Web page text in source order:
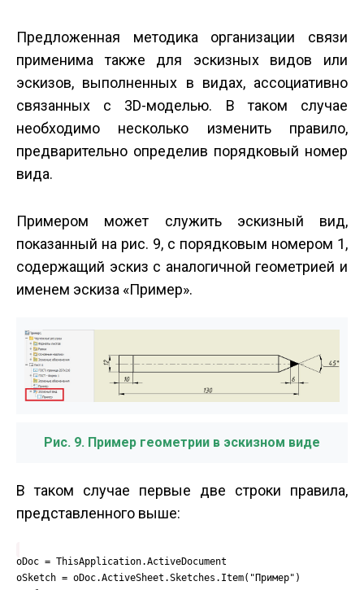
Предложенная методика организации связи
применима также для эскизных видов или
эскизов, выполненных в видах, ассоциативно
связанных с 3D-моделью. В таком случае
необходимо несколько изменить правило,
предварительно определив порядковый номер
вида.
Примером может служить эскизный вид,
показанный на рис. 9, с порядковым номером 1,
содержащий эскиз с аналогичной геометрией и
именем эскиза «Пример».
Рис. 9. Пример геометрии в эскизном виде
В таком случае первые две строки правила,
представленного выше:
oDoc = ThisApplication.ActiveDocument
oSketch = oDoc.ActiveSheet.Sketches.Item("Пример")